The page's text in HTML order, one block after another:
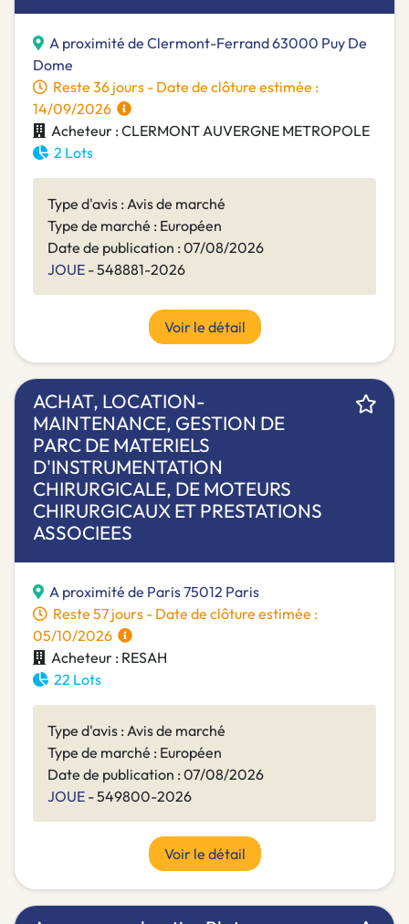
A proximité de Clermont-Ferrand 63000 Puy De
Dome
Reste 36 jours - Date de clôture estimée :
14/09/2026
Acheteur : CLERMONT AUVERGNE METROPOLE
2 Lots
Type d'avis : Avis de marché
Type de marché : Européen
Date de publication : 07/08/2026
JOUE - 548881-2026
Voir le détail
ACHAT, LOCATION-
MAINTENANCE, GESTION DE
PARC DE MATERIELS
D'INSTRUMENTATION
CHIRURGICALE, DE MOTEURS
CHIRURGICAUX ET PRESTATIONS
ASSOCIEES
A proximité de Paris 75012 Paris
Reste 57 jours - Date de clôture estimée :
05/10/2026
Acheteur : RESAH
22 Lots
Type d'avis : Avis de marché
Type de marché : Européen
Date de publication : 07/08/2026
JOUE - 549800-2026
Voir le détail